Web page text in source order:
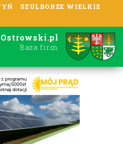
SZULBORZE WIELKIE
Baza firm